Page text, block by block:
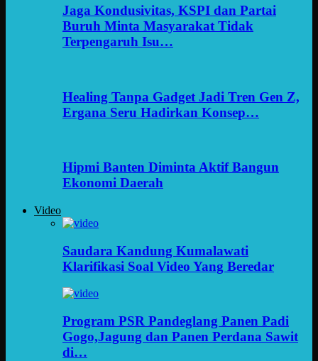
Jaga Kondusivitas, KSPI dan Partai
Buruh Minta Masyarakat Tidak
Terpengaruh Isu…
Healing Tanpa Gadget Jadi Tren Gen Z,
Ergana Seru Hadirkan Konsep…
Hipmi Banten Diminta Aktif Bangun
Ekonomi Daerah
Video
Saudara Kandung Kumalawati
Klarifikasi Soal Video Yang Beredar
Program PSR Pandeglang Panen Padi
Gogo,Jagung dan Panen Perdana Sawit
di…